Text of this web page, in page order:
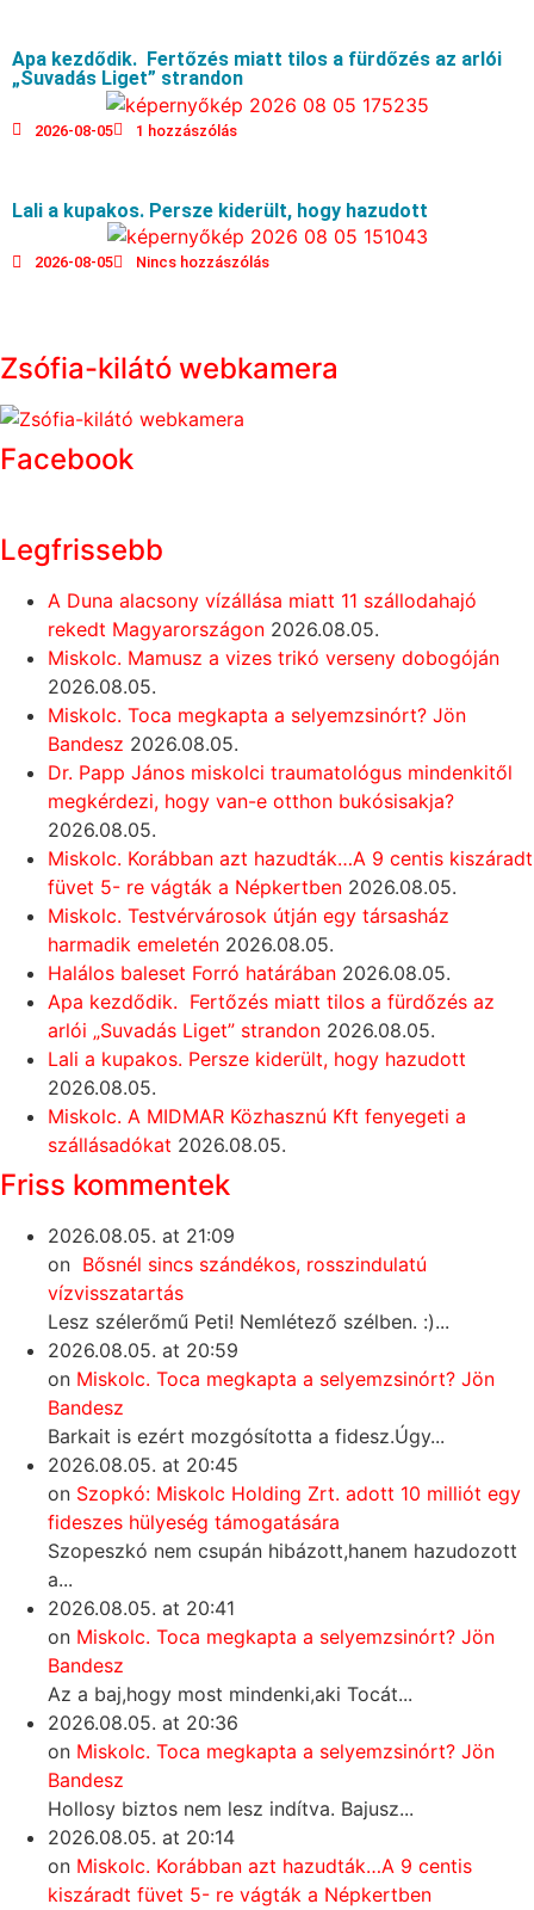
Apa kezdődik. Fertőzés miatt tilos a fürdőzés az arlói
„Suvadás Liget” strandon
2026-08-05 1 hozzászólás
Lali a kupakos. Persze kiderült, hogy hazudott
2026-08-05 Nincs hozzászólás
Zsófia-kilátó webkamera
Facebook
Legfrissebb
A Duna alacsony vízállása miatt 11 szállodahajó
rekedt Magyarországon 2026.08.05.
Miskolc. Mamusz a vizes trikó verseny dobogóján
2026.08.05.
Miskolc. Toca megkapta a selyemzsinórt? Jön
Bandesz 2026.08.05.
Dr. Papp János miskolci traumatológus mindenkitől
megkérdezi, hogy van-e otthon bukósisakja?
2026.08.05.
Miskolc. Korábban azt hazudták…A 9 centis kiszáradt
füvet 5- re vágták a Népkertben 2026.08.05.
Miskolc. Testvérvárosok útján egy társasház
harmadik emeletén 2026.08.05.
Halálos baleset Forró határában 2026.08.05.
Apa kezdődik. Fertőzés miatt tilos a fürdőzés az
arlói „Suvadás Liget” strandon 2026.08.05.
Lali a kupakos. Persze kiderült, hogy hazudott
2026.08.05.
Miskolc. A MIDMAR Közhasznú Kft fenyegeti a
szállásadókat 2026.08.05.
Friss kommentek
2026.08.05. at 21:09
on Bősnél sincs szándékos, rosszindulatú
vízvisszatartás
Lesz szélerőmű Peti! Nemlétező szélben. :)...
2026.08.05. at 20:59
on Miskolc. Toca megkapta a selyemzsinórt? Jön
Bandesz
Barkait is ezért mozgósította a fidesz.Úgy...
2026.08.05. at 20:45
on Szopkó: Miskolc Holding Zrt. adott 10 milliót egy
fideszes hülyeség támogatására
Szopeszkó nem csupán hibázott,hanem hazudozott
a...
2026.08.05. at 20:41
on Miskolc. Toca megkapta a selyemzsinórt? Jön
Bandesz
Az a baj,hogy most mindenki,aki Tocát...
2026.08.05. at 20:36
on Miskolc. Toca megkapta a selyemzsinórt? Jön
Bandesz
Hollosy biztos nem lesz indítva. Bajusz...
2026.08.05. at 20:14
on Miskolc. Korábban azt hazudták…A 9 centis
kiszáradt füvet 5- re vágták a Népkertben